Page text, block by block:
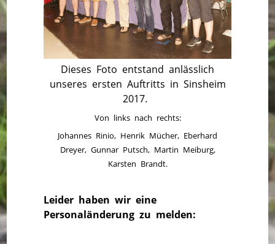
Dieses Foto entstand anlässlich
unseres ersten Auftritts in Sinsheim
2017.
Von links nach rechts:
Johannes Rinio, Henrik Mücher, Eberhard
Dreyer, Gunnar Putsch, Martin Meiburg,
Karsten Brandt.
Leider haben wir eine
Personaländerung zu melden: